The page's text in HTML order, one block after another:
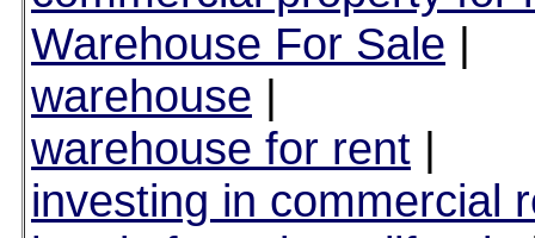
Warehouse For Sale |
warehouse |
warehouse for rent |
investing in commercial